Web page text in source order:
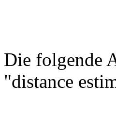
Die folgende
"distance